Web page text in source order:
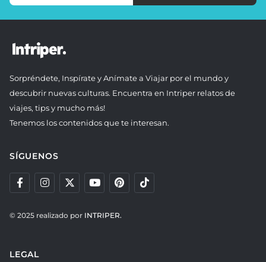
Sorpréndete, Inspírate y Anímate a Viajar por el mundo y
descubrir nuevas culturas. Encuentra en Intriper relatos de
viajes, tips y mucho más!
Tenemos los contenidos que te interesan.
SÍGUENOS
© 2025 realizado por INTRIPER.
LEGAL